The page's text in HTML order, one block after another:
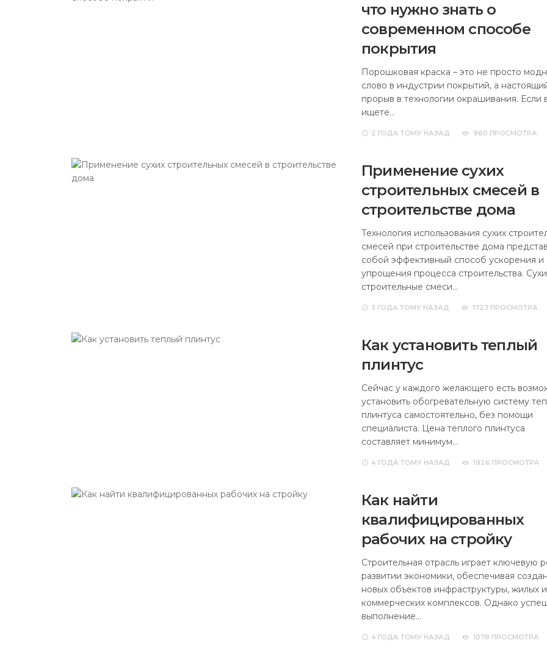
что нужно знать о
современном способе
покрытия
Порошковая краска – это не просто
слово в индустрии покрытий, а
прорыв в технологии окрашивания. Если
ищете…
2 ГОДА ТОМУ НАЗАД 960 ПРОСМОТРА
Применение сухих
строительных смесей в
строительстве дома
Технология использования сухих
смесей при строительстве дома
собой эффективный способ ускорения и
упрощения процесса строительства.
строительные смеси…
3 ГОДА ТОМУ НАЗАД 1723 ПРОСМОТРА
Как установить теплый
плинтус
Сейчас у каждого желающего есть
установить обогревательную систему
плинтуса самостоятельно, без помощи
специалиста. Цена теплого плинтуса
составляет минимум…
4 ГОДА ТОМУ НАЗАД 1926 ПРОСМОТРА
Как найти
квалифицированных
рабочих на стройку
Строительная отрасль играет ключевую
развитии экономики, обеспечивая
новых объектов инфраструктуры, жилых и
коммерческих комплексов. Однако
выполнение…
4 ГОДА ТОМУ НАЗАД 1078 ПРОСМОТРА